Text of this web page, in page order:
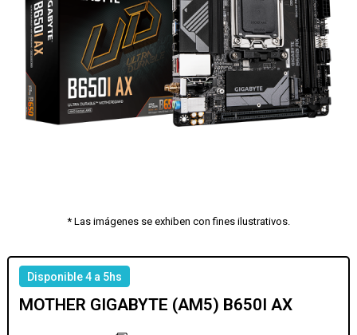
* Las imágenes se exhiben con fines ilustrativos.
Disponible 4 a 5hs
MOTHER GIGABYTE (AM5) B650I AX